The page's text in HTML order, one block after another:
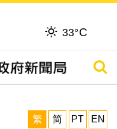
33°C
搜尋
繁
简 PT EN